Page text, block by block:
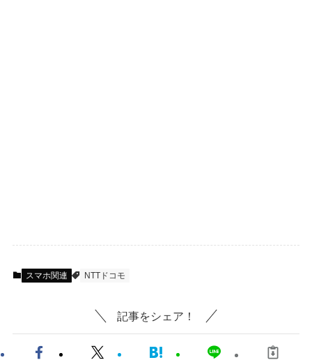
スマホ関連 NTTドコモ
記事をシェア！